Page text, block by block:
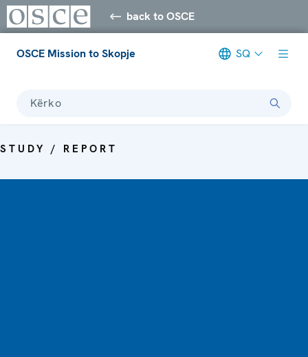
back to OSCE
OSCE Mission to Skopje SQ
Kërko
STUDY / REPORT